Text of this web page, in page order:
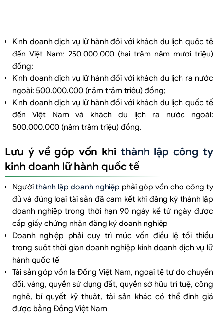
Kinh doanh dịch vụ lữ hành đối với khách du lịch quốc tế
đến Việt Nam: 250.000.000 (hai trăm năm mươi triệu)
đồng;
Kinh doanh dịch vụ lữ hành đối với khách du lịch ra nước
ngoài: 500.000.000 (năm trăm triệu) đồng;
Kinh doanh dịch vụ lữ hành đối với khách du lịch quốc tế
đến Việt Nam và khách du lịch ra nước ngoài:
500.000.000 (năm trăm triệu) đồng.
Lưu ý về góp vốn khi thành lập công ty
kinh doanh lữ hành quốc tế
Người thành lập doanh nghiệp phải góp vốn cho công ty
đủ và đúng loại tài sản đã cam kết khi đăng ký thành lập
doanh nghiệp trong thời hạn 90 ngày kể từ ngày được
cấp giấy chứng nhận đăng ký doanh nghiệp
Doanh nghiệp phải duy trì mức vốn điều lệ tối thiểu
trong suốt thời gian doanh nghiệp kinh doanh dịch vụ lữ
hành quốc tế
Tài sản góp vốn là Đồng Việt Nam, ngoại tệ tự do chuyển
đổi, vàng, quyền sử dụng đất, quyền sở hữu trí tuệ, công
nghệ, bí quyết kỹ thuật, tài sản khác có thể định giá
được bằng Đồng Việt Nam